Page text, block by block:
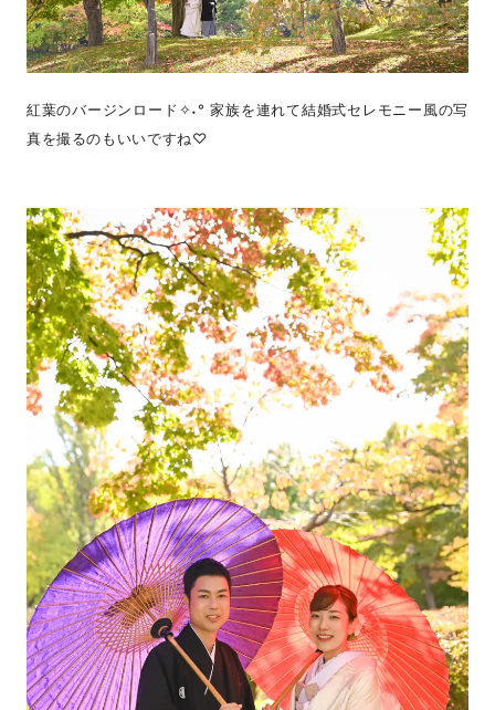
紅葉のバージンロード✧˖° 家族を連れて結婚式セレモニー風の写
真を撮るのもいいですね♡